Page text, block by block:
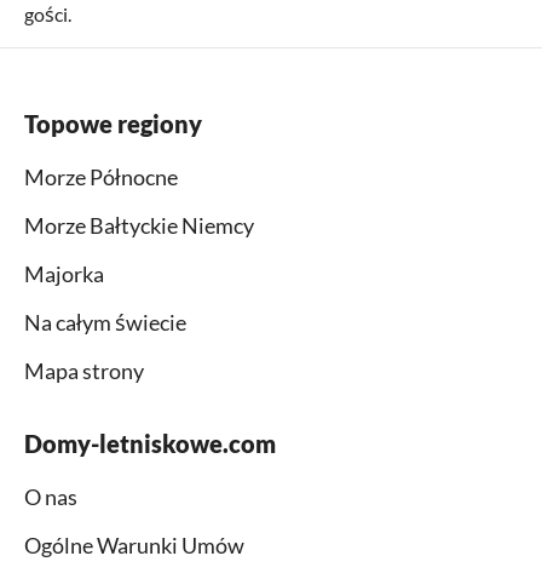
gości.
Topowe regiony
Morze Północne
Morze Bałtyckie Niemcy
Majorka
Na całym świecie
Mapa strony
Domy-letniskowe.com
O nas
Ogólne Warunki Umów